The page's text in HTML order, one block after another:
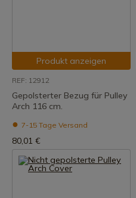
Produkt anzeigen
REF: 12912
Gepolsterter Bezug für Pulley
Arch 116 cm.
7-15 Tage Versand
80,01 €